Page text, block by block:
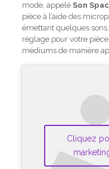
mode, appelé Son
pièce à l’aide des
émettant quelques
réglage pour votre
médiums de manière
Cliquez